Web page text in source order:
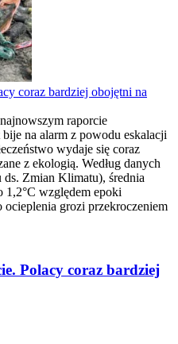
coraz bardziej obojętni na
raporcie
na alarm z powodu eskalacji
wydaje się coraz
z ekologią. Według danych
Zmian Klimatu), średnia
1,2°C względem epoki
ocieplenia grozi przekroczeniem
Polacy coraz bardziej